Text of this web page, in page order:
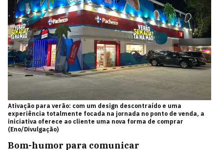
Ativação para verão: com um design descontraído e uma
experiência totalmente focada na jornada no ponto de venda, a
iniciativa oferece ao cliente uma nova forma de comprar
(Eno/Divulgação)
Bom-humor para comunicar